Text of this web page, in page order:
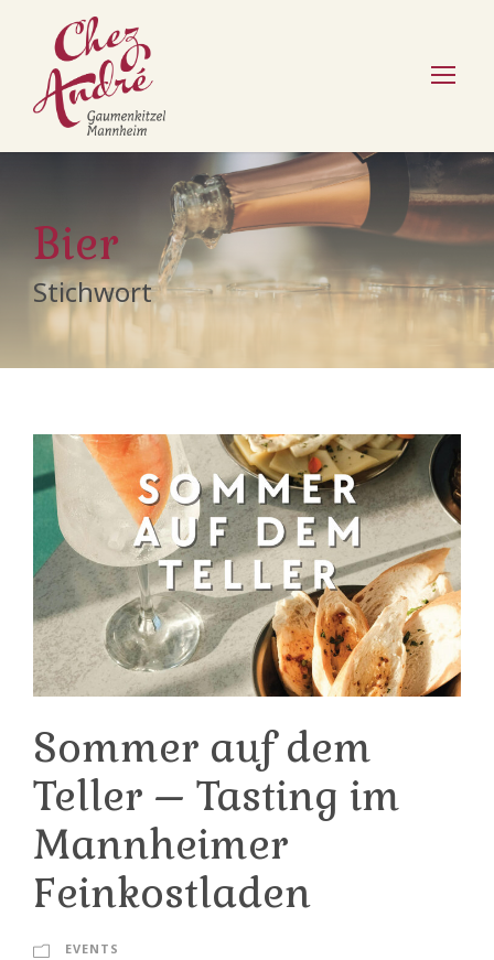
Bier
Stichwort
Sommer auf dem
Teller – Tasting im
Mannheimer
Feinkostladen
EVENTS